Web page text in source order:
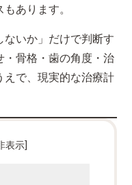
あります。
ないか」だけで判断す
・骨格・歯の角度・治
えで、現実的な治療計
表示]